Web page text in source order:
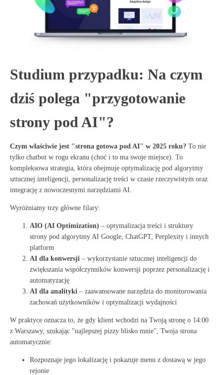
Studium przypadku: Na czym
dziś polega "przygotowanie
strony pod AI"?
Czym właściwie jest "strona gotowa pod AI" w 2025 roku? To nie
tylko chatbot w rogu ekranu (choć i to ma swoje miejsce). To
kompleksowa strategia, która obejmuje optymalizację pod algorytmy
sztucznej inteligencji, personalizację treści w czasie rzeczywistym oraz
integrację z nowoczesnymi narzędziami AI
Wyróżniamy trzy główne filary:
AIO (AI Optimization) – optymalizacja treści i struktury
strony pod algorytmy AI Google, ChatGPT, Perplexity i innych
platform
AI dla konwersji – wykorzystanie sztucznej inteligencji do
zwiększania współczynników konwersji poprzez personalizację i
automatyzację
AI dla analityki – zaawansowane narzędzia do monitorowania
zachowań użytkowników i optymalizacji wydajności
W praktyce oznacza to, że gdy klient wchodzi na Twoją stronę o 14:00
z Warszawy, szukając "najlepszej pizzy blisko mnie", Twoja strona
automatycznie:
Rozpoznaje jego lokalizację i pokazuje menu z dostawą w jego
rejonie